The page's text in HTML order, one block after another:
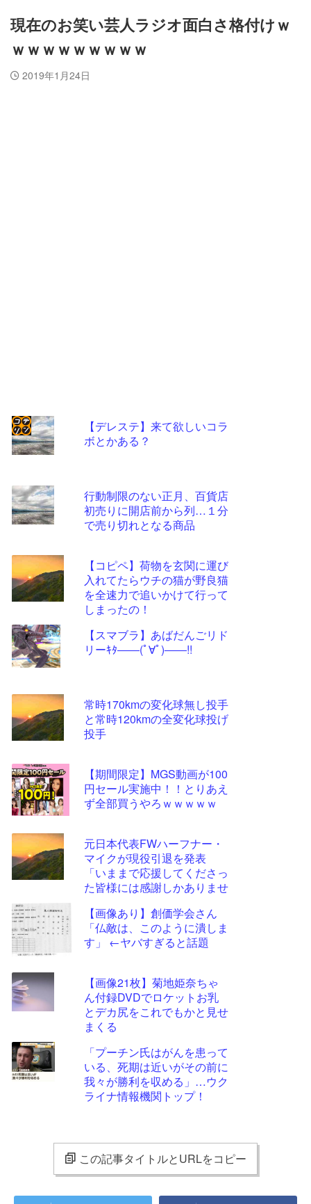
現在のお笑い芸人ラジオ面白さ格付けｗ
ｗｗｗｗｗｗｗｗｗ
2019年1月24日
【デレステ】来て欲しいコラ
ボとかある？
行動制限のない正月、百貨店
初売りに開店前から列…１分
で売り切れとなる商品
【コピペ】荷物を玄関に運び
入れてたらウチの猫が野良猫
を全速力で追いかけて行って
しまったの！
【スマブラ】あばだんごリド
リーｷﾀ――(ﾟ∀ﾟ)――!!
常時170kmの変化球無し投手
と常時120kmの全変化球投げ
投手
【期間限定】MGS動画が100
円セール実施中！！とりあえ
ず全部買うやろｗｗｗｗｗ
元日本代表FWハーフナー・
マイクが現役引退を発表
「いままで応援してくださっ
た皆様には感謝しかありませ
【画像あり】創価学会さん
「仏敵は、このように潰しま
す」 ←ヤバすぎると話題
【画像21枚】菊地姫奈ちゃ
ん付録DVDでロケットお乳
とデカ尻をこれでもかと見せ
まくる
「プーチン氏はがんを患って
いる、死期は近いがその前に
我々が勝利を収める」…ウク
ライナ情報機関トップ！
コテ
- 固
定リ
ンク
ツー
ル
この記事タイトルとURLをコピー